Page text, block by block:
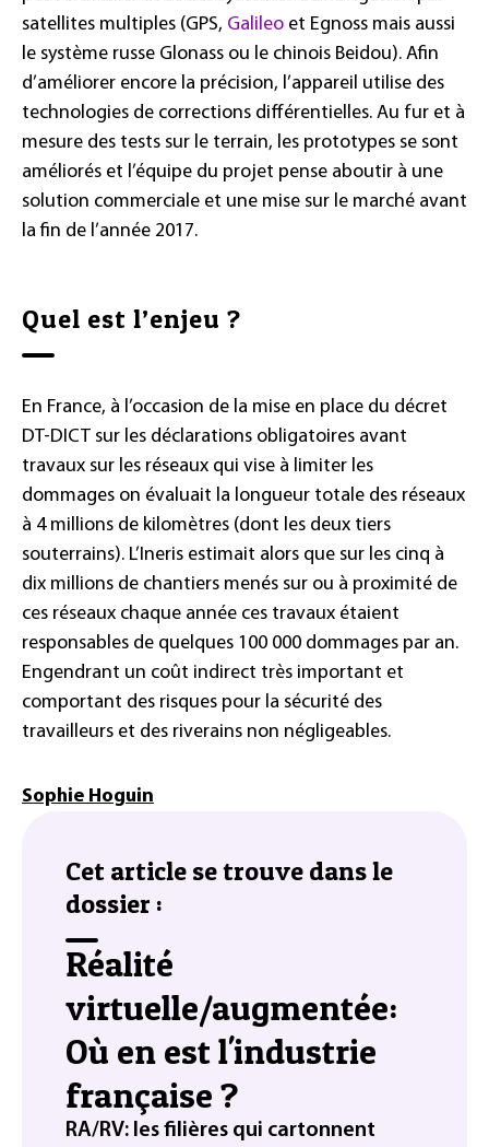
satellites multiples (GPS, Galileo et Egnoss mais aussi
le système russe Glonass ou le chinois Beidou). Afin
d’améliorer encore la précision, l’appareil utilise des
technologies de corrections différentielles. Au fur et à
mesure des tests sur le terrain, les prototypes se sont
améliorés et l’équipe du projet pense aboutir à une
solution commerciale et une mise sur le marché avant
la fin de l’année 2017.
Quel est l’enjeu ?
En France, à l’occasion de la mise en place du décret
DT-DICT sur les déclarations obligatoires avant
travaux sur les réseaux qui vise à limiter les
dommages on évaluait la longueur totale des réseaux
à 4 millions de kilomètres (dont les deux tiers
souterrains). L’Ineris estimait alors que sur les cinq à
dix millions de chantiers menés sur ou à proximité de
ces réseaux chaque année ces travaux étaient
responsables de quelques 100 000 dommages par an.
Engendrant un coût indirect très important et
comportant des risques pour la sécurité des
travailleurs et des riverains non négligeables.
Sophie Hoguin
Cet article se trouve dans le
dossier :
Réalité
virtuelle/augmentée:
Où en est l'industrie
française ?
RA/RV: les filières qui cartonnent